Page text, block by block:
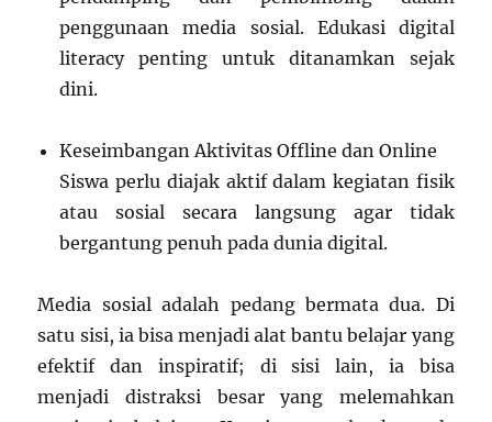
penggunaan media sosial. Edukasi digital
literacy penting untuk ditanamkan sejak
dini.
Keseimbangan Aktivitas Offline dan Online
Siswa perlu diajak aktif dalam kegiatan fisik
atau sosial secara langsung agar tidak
bergantung penuh pada dunia digital.
Media sosial adalah pedang bermata dua. Di
satu sisi, ia bisa menjadi alat bantu belajar yang
efektif dan inspiratif; di sisi lain, ia bisa
menjadi distraksi besar yang melemahkan